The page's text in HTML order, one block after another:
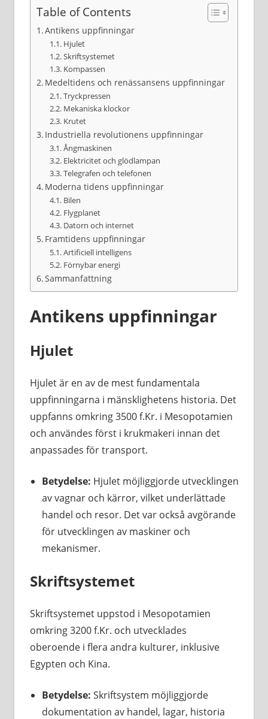
Table of Contents
Antikens uppfinningar
Hjulet
Skriftsystemet
Kompassen
Medeltidens och renässansens uppfinningar
Tryckpressen
Mekaniska klockor
Krutet
Industriella revolutionens uppfinningar
Ångmaskinen
Elektricitet och glödlampan
Telegrafen och telefonen
Moderna tidens uppfinningar
Bilen
Flygplanet
Datorn och internet
Framtidens uppfinningar
Artificiell intelligens
Förnybar energi
Sammanfattning
Antikens uppfinningar
Hjulet
Hjulet är en av de mest fundamentala
uppfinningarna i mänsklighetens historia. Det
uppfanns omkring 3500 f.Kr. i Mesopotamien
och användes först i krukmakeri innan det
anpassades för transport.
Betydelse: Hjulet möjliggjorde utvecklingen
av vagnar och kärror, vilket underlättade
handel och resor. Det var också avgörande
för utvecklingen av maskiner och
mekanismer.
Skriftsystemet
Skriftsystemet uppstod i Mesopotamien
omkring 3200 f.Kr. och utvecklades
oberoende i flera andra kulturer, inklusive
Egypten och Kina.
Betydelse: Skriftsystem möjliggjorde
dokumentation av handel, lagar, historia